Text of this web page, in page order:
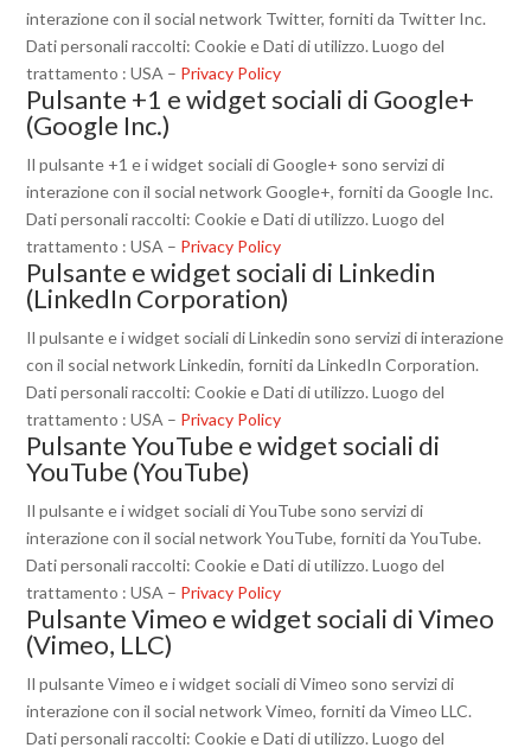
interazione con il social network Twitter, forniti da Twitter Inc.
Dati personali raccolti: Cookie e Dati di utilizzo. Luogo del
trattamento : USA – Privacy Policy
Pulsante +1 e widget sociali di Google+
(Google Inc.)
Il pulsante +1 e i widget sociali di Google+ sono servizi di
interazione con il social network Google+, forniti da Google Inc.
Dati personali raccolti: Cookie e Dati di utilizzo. Luogo del
trattamento : USA – Privacy Policy
Pulsante e widget sociali di Linkedin
(LinkedIn Corporation)
Il pulsante e i widget sociali di Linkedin sono servizi di interazione
con il social network Linkedin, forniti da LinkedIn Corporation.
Dati personali raccolti: Cookie e Dati di utilizzo. Luogo del
trattamento : USA – Privacy Policy
Pulsante YouTube e widget sociali di
YouTube (YouTube)
Il pulsante e i widget sociali di YouTube sono servizi di
interazione con il social network YouTube, forniti da YouTube.
Dati personali raccolti: Cookie e Dati di utilizzo. Luogo del
trattamento : USA – Privacy Policy
Pulsante Vimeo e widget sociali di Vimeo
(Vimeo, LLC)
Il pulsante Vimeo e i widget sociali di Vimeo sono servizi di
interazione con il social network Vimeo, forniti da Vimeo LLC.
Dati personali raccolti: Cookie e Dati di utilizzo. Luogo del